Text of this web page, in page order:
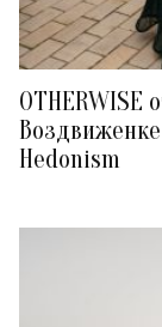
Hedonism